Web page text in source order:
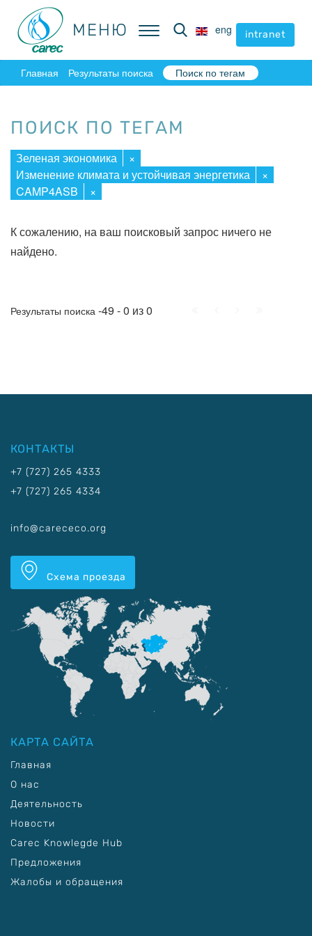
МЕНЮ eng intranet
МЕНЮ eng intranet
Главная Результаты поиска Поиск по тегам
ПОИСК ПО ТЕГАМ
Зеленая экономика
×
Изменение климата и устойчивая энергетика
×
CAMP4ASB
×
К сожалению, на ваш поисковый запрос ничего не
найдено.
Результаты поиска -49 - 0 из 0
КОНТАКТЫ
+7 (727) 265 4333
+7 (727) 265 4334
info@carececo.org
Схема проезда
КАРТА САЙТА
Главная
О нас
Деятельность
Новости
Carec Knowlegde Hub
Предложения
Жалобы и обращения